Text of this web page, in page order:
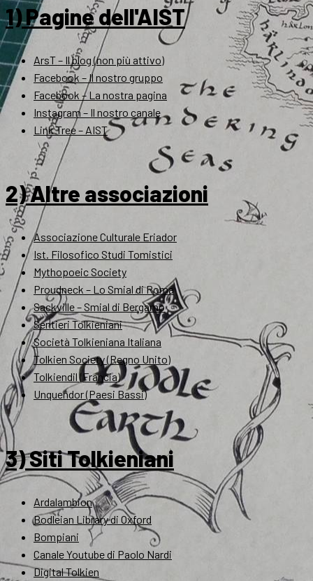
1) Pagine dell'AIST
ArsT – Il blog (non più attivo)
Facebook – Il nostro gruppo
Facebook – La nostra pagina
Instagram – Il nostro canale
Link Tree – AIST
2) Altre associazioni
Associazione Culturale Eriador
Ist. Filosofico Studi Tomistici
Mythopoeic Society
Proudneck – Lo Smial di Roma
Sackville – Smial di Bergamo
Sentieri Tolkieniani
Società Tolkieniana Italiana
Tolkien Society (Regno Unito)
Tolkiendil (Francia)
Unquendor (Paesi Bassi)
3) Siti Tolkieniani
Ardalambion
Bodleian Library di Oxford
Bompiani
Canale Youtube di Paolo Nardi
Digital Tolkien